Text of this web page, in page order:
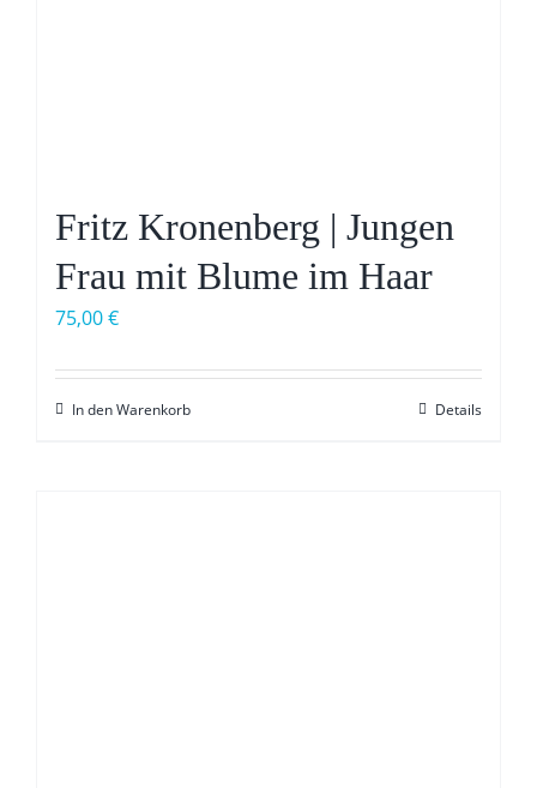
Fritz Kronenberg | Jungen
Frau mit Blume im Haar
75,00€
In den Warenkorb Details